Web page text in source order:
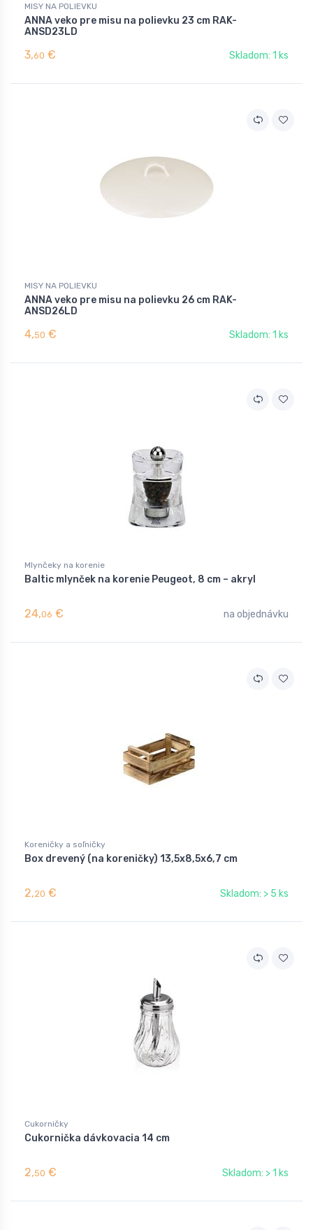
MISY NA POLIEVKU
ANNA veko pre misu na polievku 23 cm RAK-
ANSD23LD
3,60 € Skladom: 1 ks
MISY NA POLIEVKU
ANNA veko pre misu na polievku 26 cm RAK-
ANSD26LD
4,50 € Skladom: 1 ks
Mlynčeky na korenie
Baltic mlynček na korenie Peugeot, 8 cm – akryl
24,06 € na objednávku
Koreničky a soľničky
Box drevený (na koreničky) 13,5x8,5x6,7 cm
2,20 € Skladom: > 5 ks
Cukorničky
Cukornička dávkovacia 14 cm
2,50 € Skladom: > 1 ks